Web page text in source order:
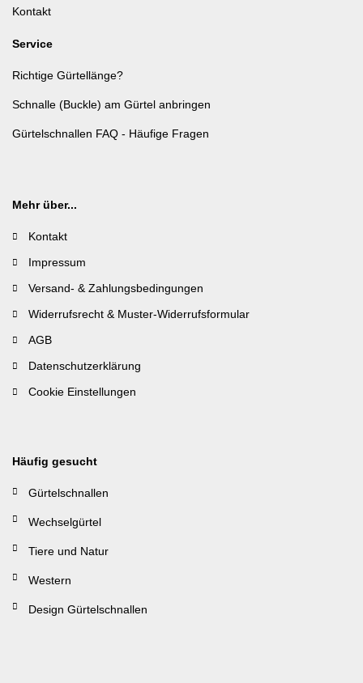
Kontakt
Service
Richtige Gürtellänge?
Schnalle (Buckle) am Gürtel anbringen
Gürtelschnallen FAQ - Häufige Fragen
Mehr über...
Kontakt
Impressum
Versand- & Zahlungsbedingungen
Widerrufsrecht & Muster-Widerrufsformular
AGB
Datenschutzerklärung
Cookie Einstellungen
Häufig gesucht
Gürtelschnallen
Wechselgürtel
Tiere und Natur
Western
Design Gürtelschnallen